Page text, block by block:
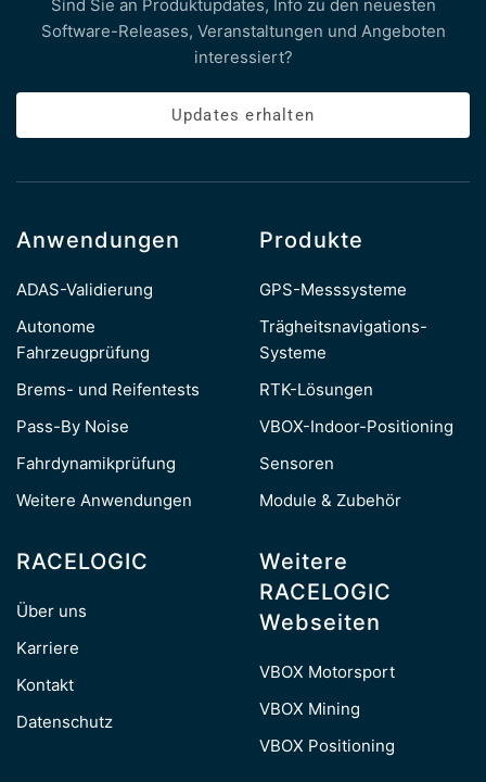
Sind Sie an Produktupdates, Info zu den neuesten
Software-Releases, Veranstaltungen und Angeboten
interessiert?
Updates erhalten
Anwendungen
ADAS-Validierung
Autonome
Fahrzeugprüfung
Brems- und Reifentests
Pass-By Noise
Fahrdynamikprüfung
Weitere Anwendungen
Produkte
GPS-Messsysteme
Trägheitsnavigations-
Systeme
RTK-Lösungen
VBOX-Indoor-Positioning
Sensoren
Module & Zubehör
RACELOGIC
Über uns
Karriere
Kontakt
Datenschutz
Weitere
RACELOGIC
Webseiten
VBOX Motorsport
VBOX Mining
VBOX Positioning